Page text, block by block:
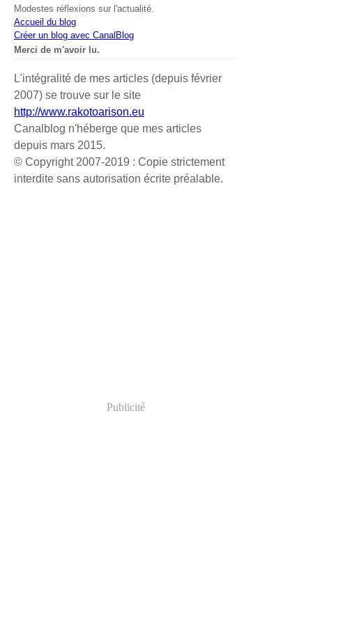
Modestes réflexions sur l'actualité.
Accueil du blog
Créer un blog avec CanalBlog
Merci de m'avoir lu.
L'intégralité de mes articles (depuis février
2007) se trouve sur le site
http://www.rakotoarison.eu
Canalblog n'héberge que mes articles
depuis mars 2015.
© Copyright 2007-2019 : Copie strictement
interdite sans autorisation écrite préalable.
Publicité